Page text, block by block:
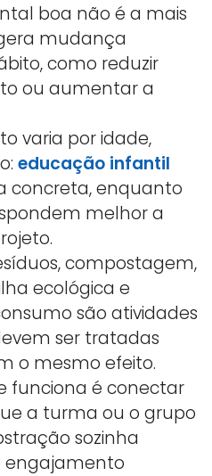
boa não é a mais
mudança
como reduzir
ou aumentar a
varia por idade,
educação infantil
concreta, enquanto
melhor a
compostagem,
ecológica e
são atividades
ser tratadas
o mesmo efeito.
funciona é conectar
a turma ou o grupo
sozinha